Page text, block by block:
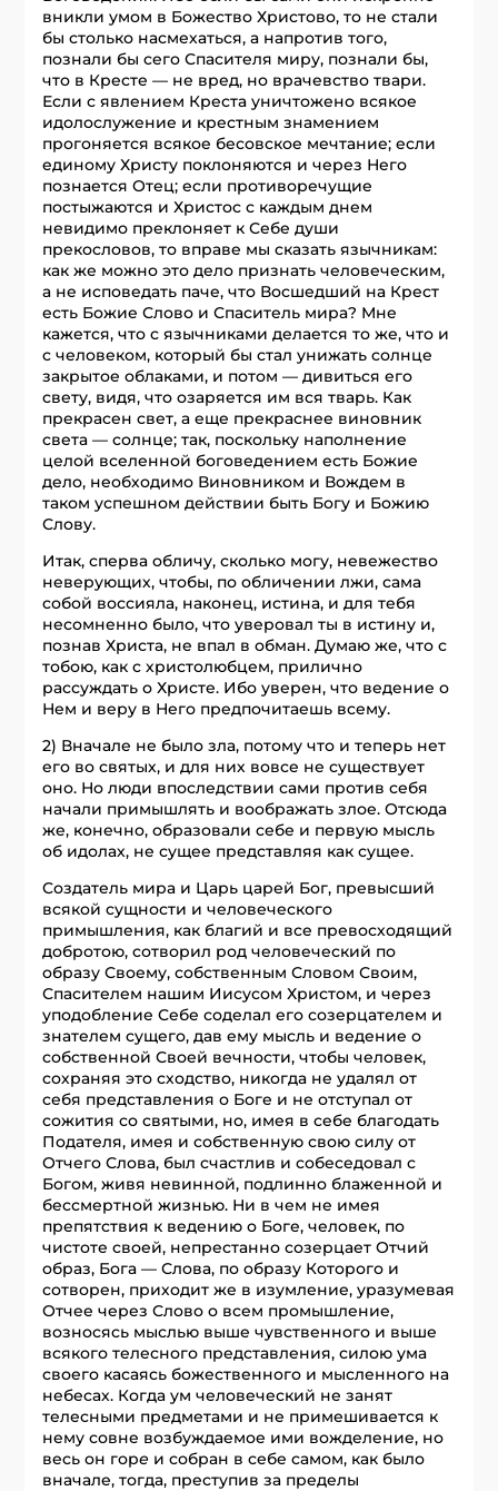
вникли умом в Божество Христово, то не стали
бы столько насмехаться, а напротив того,
познали бы сего Спасителя миру, познали бы,
что в Кресте — не вред, но врачевство твари.
Если с явлением Креста уничтожено всякое
идолослужение и крестным знамением
прогоняется всякое бесовское мечтание; если
единому Христу поклоняются и через Него
познается Отец; если противоречущие
постыжаются и Христос с каждым днем
невидимо преклоняет к Себе души
прекословов, то вправе мы сказать язычникам:
как же можно это дело признать человеческим,
а не исповедать паче, что Восшедший на Крест
есть Божие Слово и Спаситель мира? Мне
кажется, что с язычниками делается то же, что и
с человеком, который бы стал унижать солнце
закрытое облаками, и потом — дивиться его
свету, видя, что озаряется им вся тварь. Как
прекрасен свет, а еще прекраснее виновник
света — солнце; так, поскольку наполнение
целой вселенной боговедением есть Божие
дело, необходимо Виновником и Вождем в
таком успешном действии быть Богу и Божию
Слову.
Итак, сперва обличу, сколько могу, невежество
неверующих, чтобы, по обличении лжи, сама
собой воссияла, наконец, истина, и для тебя
несомненно было, что уверовал ты в истину и,
познав Христа, не впал в обман. Думаю же, что с
тобою, как с христолюбцем, прилично
рассуждать о Христе. Ибо уверен, что ведение о
Нем и веру в Него предпочитаешь всему.
2) Вначале не было зла, потому что и теперь нет
его во святых, и для них вовсе не существует
оно. Но люди впоследствии сами против себя
начали примышлять и воображать злое. Отсюда
же, конечно, образовали себе и первую мысль
об идолах, не сущее представляя как сущее.
Создатель мира и Царь царей Бог, превысший
всякой сущности и человеческого
примышления, как благий и все превосходящий
добротою, сотворил род человеческий по
образу Своему, собственным Словом Своим,
Спасителем нашим Иисусом Христом, и через
уподобление Себе соделал его созерцателем и
знателем сущего, дав ему мысль и ведение о
собственной Своей вечности, чтобы человек,
сохраняя это сходство, никогда не удалял от
себя представления о Боге и не отступал от
сожития со святыми, но, имея в себе благодать
Подателя, имея и собственную свою силу от
Отчего Слова, был счастлив и собеседовал с
Богом, живя невинной, подлинно блаженной и
бессмертной жизнью. Ни в чем не имея
препятствия к ведению о Боге, человек, по
чистоте своей, непрестанно созерцает Отчий
образ, Бога — Слова, по образу Которого и
сотворен, приходит же в изумление, уразумевая
Отчее через Слово о всем промышление,
возносясь мыслью выше чувственного и выше
всякого телесного представления, силою ума
своего касаясь божественного и мысленного на
небесах. Когда ум человеческий не занят
телесными предметами и не примешивается к
нему совне возбуждаемое ими вожделение, но
весь он горе и собран в себе самом, как было
вначале, тогда, преступив за пределы